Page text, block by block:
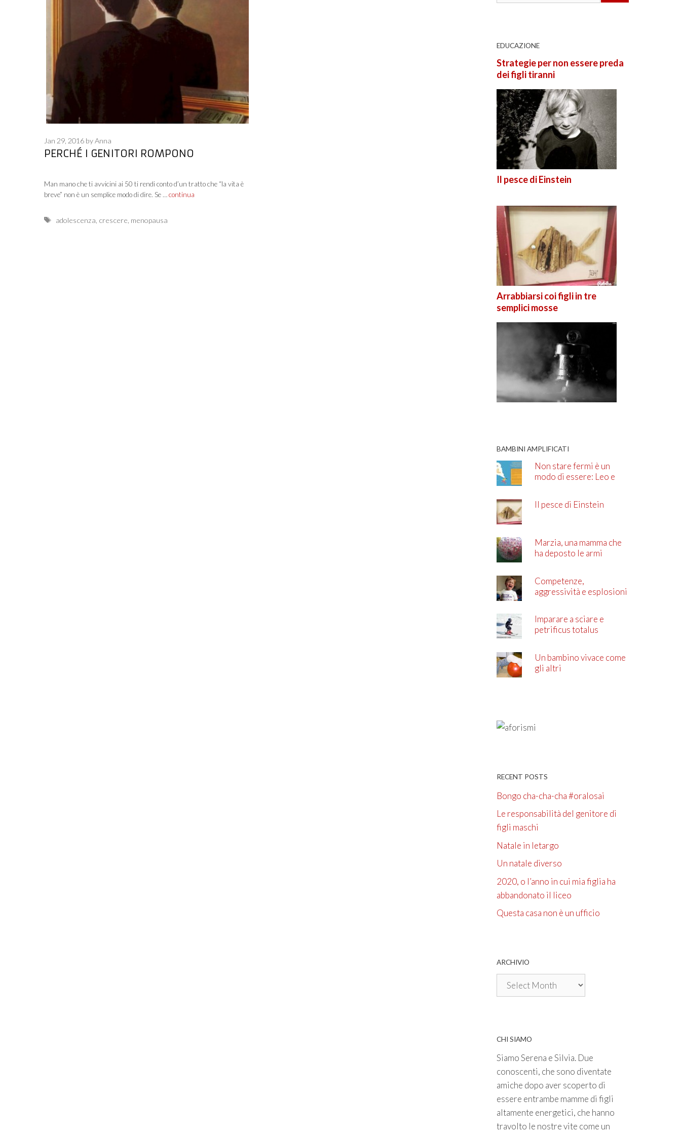
PERCHÉ I GENITORI ROMPONO
Jan 29, 2016 byAnna
Man mano che ti avvicini ai 50 ti rendi conto d’un tratto che “la vita è
breve” non è un semplice modo di dire. Se … continua
Tags
adolescenza crescere menopausa
EDUCAZIONE
Strategie per non essere preda
dei figli tiranni
Il pesce di Einstein
Arrabbiarsi coi figli in tre
semplici mosse
BAMBINI AMPLIFICATI
Non stare fermi è un
modo di essere: Leo e
Il pesce di Einstein
Marzia, una mamma che
ha deposto le armi
Competenze,
aggressività e esplosioni
Imparare a sciare e
petrificus totalus
Un bambino vivace come
gli altri
RECENT POSTS
Bongo cha-cha-cha #oralosai
Le responsabilità del genitore di
figli maschi
Natale in letargo
Un natale diverso
2020, o l’anno in cui mia figlia ha
abbandonato il liceo
Questa casa non è un ufficio
ARCHIVIO
Archivio
CHI SIAMO
Siamo Serena e Silvia. Due
conoscenti, che sono diventate
amiche dopo aver scoperto di
essere entrambe mamme di figli
altamente energetici, che hanno
travolto le nostre vite come un